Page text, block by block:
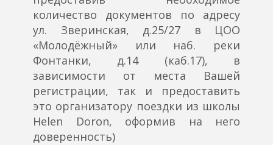
количество документов по адресу
ул. Зверинская, д.25/27 в ЦОО
«Молодёжный» или наб. реки
Фонтанки, д.14 (каб.17), в
зависимости от места Вашей
регистрации, так и предоставить
это организатору поездки из школы
Helen Doron, оформив на него
доверенность)